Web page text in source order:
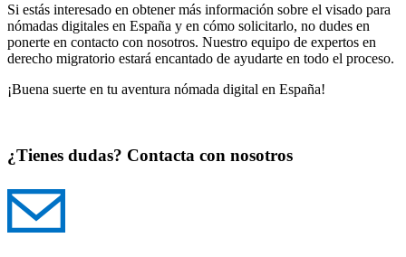
Si estás interesado en obtener más información sobre el visado para
nómadas digitales en España y en cómo solicitarlo, no dudes en
ponerte en contacto con nosotros. Nuestro equipo de expertos en
derecho migratorio estará encantado de ayudarte en todo el proceso.
¡Buena suerte en tu aventura nómada digital en España!
¿Tienes dudas? Contacta con nosotros